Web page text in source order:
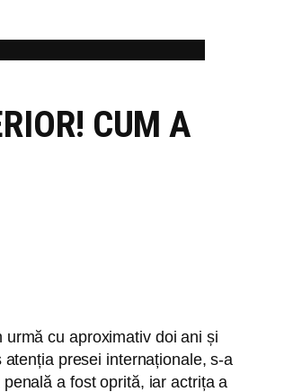
CUM A
cu aproximativ doi ani și
presei internaționale, s-a
a fost oprită, iar actrița a